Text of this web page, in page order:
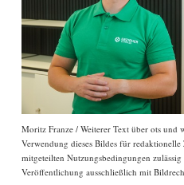
Moritz Franze / Weiterer Text über ots und
Verwendung dieses Bildes für
mitgeteilten Nutzungsbedingungen
Veröffentlichung ausschließlich mit